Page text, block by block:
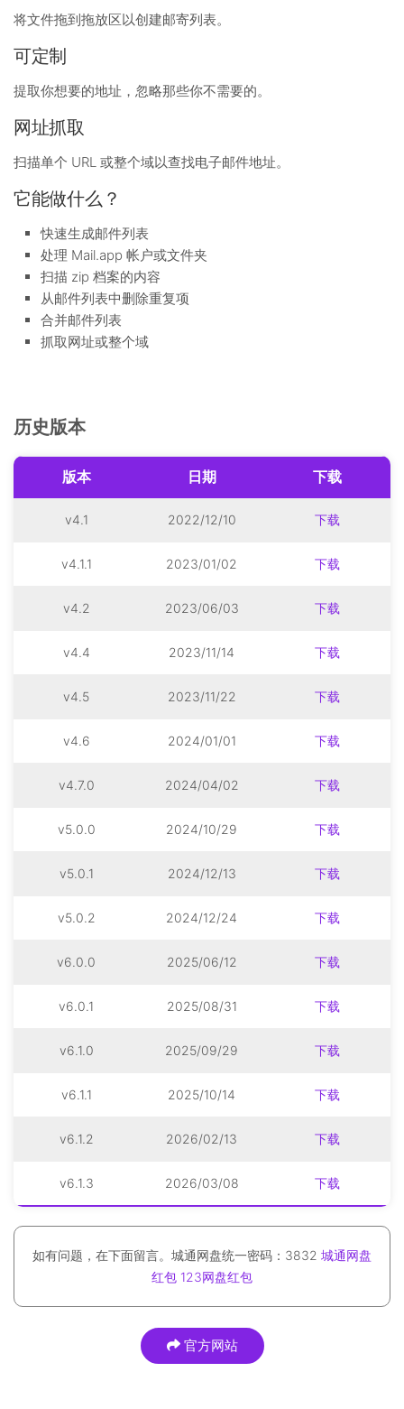
将文件拖到拖放区以创建邮寄列表。
可定制
提取你想要的地址，忽略那些你不需要的。
网址抓取
扫描单个 URL 或整个域以查找电子邮件地址。
它能做什么？
快速生成邮件列表
处理 Mail.app 帐户或文件夹
扫描 zip 档案的内容
从邮件列表中删除重复项
合并邮件列表
抓取网址或整个域
历史版本
版本 日期 下载
v4.1 2022/12/10 下载
v4.1.1 2023/01/02 下载
v4.2 2023/06/03 下载
v4.4 2023/11/14 下载
v4.5 2023/11/22 下载
v4.6 2024/01/01 下载
v4.7.0 2024/04/02 下载
v5.0.0 2024/10/29 下载
v5.0.1 2024/12/13 下载
v5.0.2 2024/12/24 下载
v6.0.0 2025/06/12 下载
v6.0.1 2025/08/31 下载
v6.1.0 2025/09/29 下载
v6.1.1 2025/10/14 下载
v6.1.2 2026/02/13 下载
v6.1.3 2026/03/08 下载
如有问题，在下面留言。城通网盘统一密码：3832 城通网盘
红包 123网盘红包
官方网站